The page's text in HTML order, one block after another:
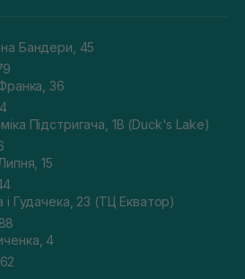
Бандери, 45
36
Підстригача, 1В (Duck's Lake)
15
і Гудачека, 23 (ТЦ Екватор)
4